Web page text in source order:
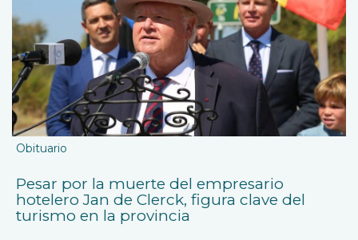
Obituario
Pesar por la muerte del empresario
hotelero Jan de Clerck, figura clave del
turismo en la provincia